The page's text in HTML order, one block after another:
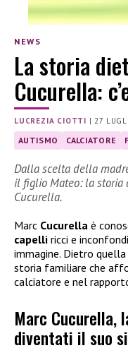
NEWS
La storia
Cucurella:
LUCREZIA CIOTTI |27
AUTISMO CALCIATORE
Dalla scelta della
il figlio Mateo: la
Cucurella.
Marc Cucurella è
capelli ricci e
immagine. Dietro quella
storia familiare che
calciatore e nel
Marc
diventati il suo